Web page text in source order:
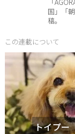
「
国」「
稿。
この連載について
トイプー